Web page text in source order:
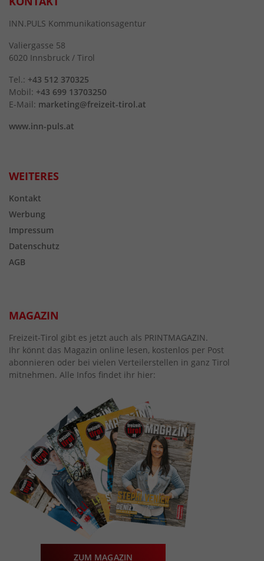
INN.PULS Kommunikationsagentur
Valiergasse 58
6020 Innsbruck / Tirol
Tel.: +43 512 370325
Mobil: +43 699 13703250
E-Mail: marketing@freizeit-tirol.at
www.inn-puls.at
WEITERES
Kontakt
Werbung
Impressum
Datenschutz
AGB
MAGAZIN
Freizeit-Tirol gibt es jetzt auch als PRINTMAGAZIN.
Ihr könnt das Magazin online lesen, kostenlos per Post
abonnieren oder bei vielen Verteilerstellen in ganz Tirol
mitnehmen. Alle Infos findet ihr hier:
ZUM MAGAZIN